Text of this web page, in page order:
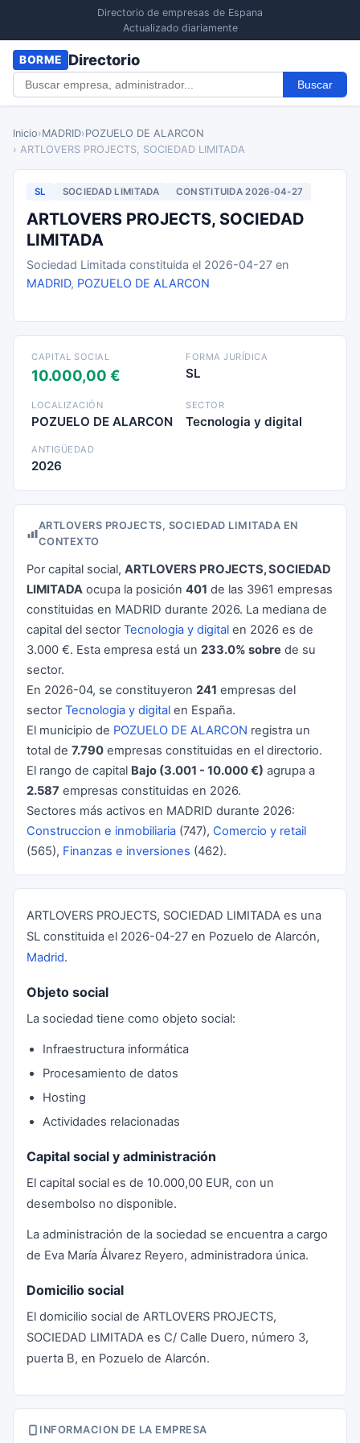
Directorio de empresas de Espana
Actualizado diariamente
BORME Directorio
Buscar
Inicio›MADRID›POZUELO DE ALARCON
› ARTLOVERS PROJECTS, SOCIEDAD LIMITADA
SL SOCIEDAD LIMITADA CONSTITUIDA 2026-04-27
ARTLOVERS PROJECTS, SOCIEDAD
LIMITADA
Sociedad Limitada constituida el 2026-04-27 en
MADRID, POZUELO DE ALARCON
CAPITAL SOCIAL
10.000,00 €
FORMA JURÍDICA
SL
LOCALIZACIÓN
POZUELO DE ALARCON
SECTOR
Tecnologia y digital
ANTIGÜEDAD
2026
ARTLOVERS PROJECTS, SOCIEDAD LIMITADA EN
CONTEXTO
Por capital social, ARTLOVERS PROJECTS, SOCIEDAD
LIMITADA ocupa la posición 401 de las 3961 empresas
constituidas en MADRID durante 2026. La mediana de
capital del sectorTecnologia y digital en 2026 es de
3.000 €. Esta empresa está un 233.0% sobre de su
sector.
En 2026-04, se constituyeron 241 empresas del
sectorTecnologia y digital en España.
El municipio de POZUELO DE ALARCON registra un
total de 7.790 empresas constituidas en el directorio.
El rango de capital Bajo (3.001 - 10.000 €) agrupa a
2.587 empresas constituidas en 2026.
Sectores más activos en MADRID durante 2026:
Construccion e inmobiliaria (747), Comercio y retail
(565), Finanzas e inversiones (462).
ARTLOVERS PROJECTS, SOCIEDAD LIMITADA es una
SL constituida el 2026-04-27 en Pozuelo de Alarcón,
Madrid.
Objeto social
La sociedad tiene como objeto social:
Infraestructura informática
Procesamiento de datos
Hosting
Actividades relacionadas
Capital social y administración
El capital social es de 10.000,00 EUR, con un
desembolso no disponible.
La administración de la sociedad se encuentra a cargo
de Eva María Álvarez Reyero, administradora única.
Domicilio social
El domicilio social de ARTLOVERS PROJECTS,
SOCIEDAD LIMITADA es C/ Calle Duero, número 3,
puerta B, en Pozuelo de Alarcón.
INFORMACION DE LA EMPRESA